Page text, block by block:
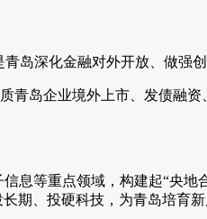
岛深化金融对外开放、做强创
青岛企业境外上市、发债融
息等重点领域，构建起“央地
期、投硬科技，为青岛培育